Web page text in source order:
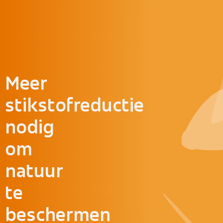
Meer
stikstofreductie
nodig
om
natuur
te
beschermen